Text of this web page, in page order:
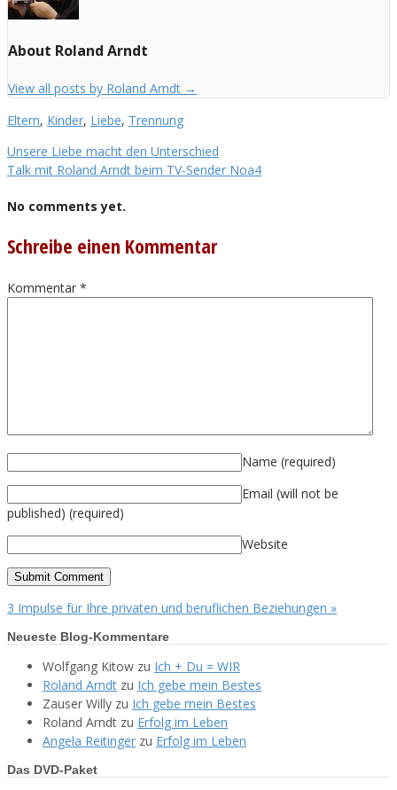
About Roland Arndt
View all posts by Roland Arndt →
Eltern, Kinder, Liebe, Trennung
Unsere Liebe macht den Unterschied
Talk mit Roland Arndt beim TV-Sender Noa4
No comments yet.
Schreibe einen Kommentar
Kommentar *
Name (required)
Email (will not be
published) (required)
Website
3 Impulse für Ihre privaten und beruflichen Beziehungen »
Neueste Blog-Kommentare
Wolfgang Kitow zu Ich + Du = WIR
Roland Arndt zu Ich gebe mein Bestes
Zauser Willy zu Ich gebe mein Bestes
Roland Arndt zu Erfolg im Leben
Angela Reitinger zu Erfolg im Leben
Das DVD-Paket